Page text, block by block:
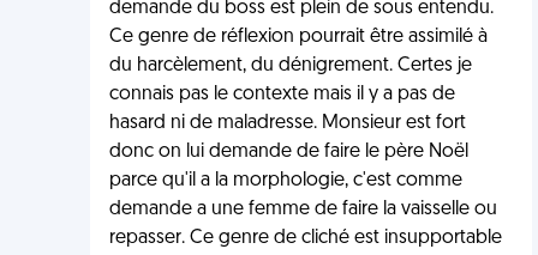
demande du boss est plein de sous entendu.
Ce genre de réflexion pourrait être assimilé à
du harcèlement, du dénigrement. Certes je
connais pas le contexte mais il y a pas de
hasard ni de maladresse. Monsieur est fort
donc on lui demande de faire le père Noël
parce qu'il a la morphologie, c'est comme
demande a une femme de faire la vaisselle ou
repasser. Ce genre de cliché est insupportable